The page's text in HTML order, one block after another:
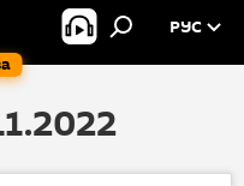
РУС